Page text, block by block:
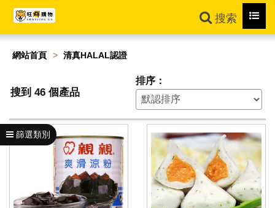
搜索
網站首頁 清真HALAL認證
篩選類別
搜到 46 個產品
排序：